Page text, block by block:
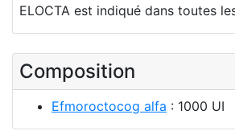
ELOCTA est indiqué dans toutes
Composition
Efmoroctocog alfa : 1000 UI